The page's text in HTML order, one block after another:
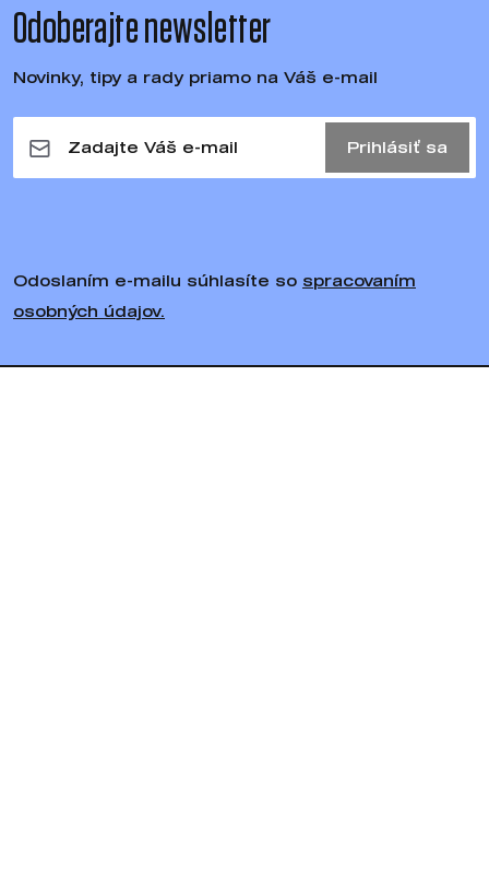
Odoberajte newsletter
Novinky, tipy a rady priamo na Váš e-mail
Prihlásiť sa
Odoslaním e-mailu súhlasíte so spracovaním
osobných údajov.